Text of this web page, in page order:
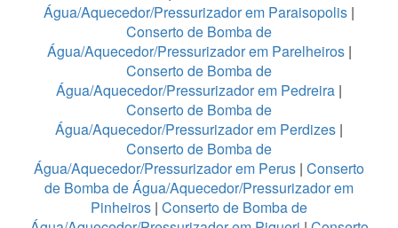
Água/Aquecedor/Pressurizador em Paraisopolis |
Conserto de Bomba de
Água/Aquecedor/Pressurizador em Parelheiros|
Conserto de Bomba de
Água/Aquecedor/Pressurizador em Pedreira |
Conserto de Bomba de
Água/Aquecedor/Pressurizador em Perdizes |
Conserto de Bomba de
Água/Aquecedor/Pressurizador em Perus | Conserto
de Bomba de Água/Aquecedor/Pressurizador em
Pinheiros | Conserto de Bomba de